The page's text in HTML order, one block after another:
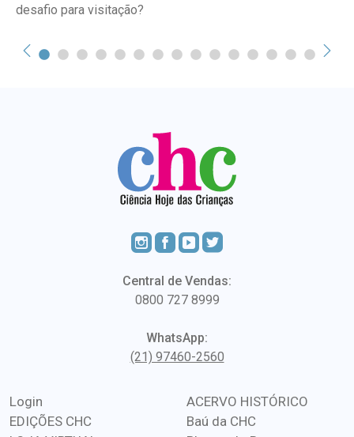
desafio para visitação?
Central de Vendas:
0800 727 8999
WhatsApp:
(21) 97460-2560
Login
EDIÇÕES CHC
ACERVO HISTÓRICO
Baú da CHC